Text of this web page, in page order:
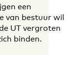
een
van bestuur wil
UT vergroten
binden.